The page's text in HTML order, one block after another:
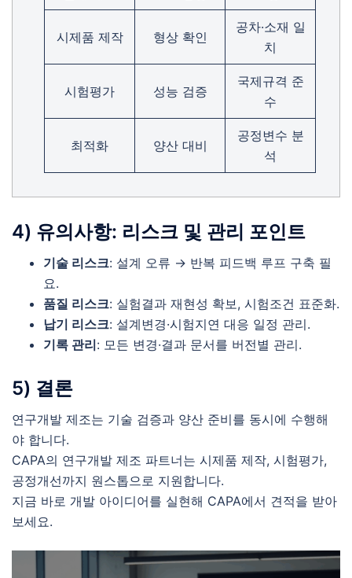
시제품 제작 형상 확인
공차·소재 일
치
시험평가 성능 검증
국제규격 준
수
최적화 양산 대비
공정변수 분
석
4) 유의사항: 리스크 및 관리 포인트
기술 리스크: 설계 오류 → 반복 피드백 루프 구축 필
요.
품질 리스크: 실험결과 재현성 확보, 시험조건 표준화.
납기 리스크: 설계변경·시험지연 대응 일정 관리.
기록 관리: 모든 변경·결과 문서를 버전별 관리.
5) 결론
연구개발 제조는 기술 검증과 양산 준비를 동시에 수행해
야 합니다.
CAPA의 연구개발 제조 파트너는 시제품 제작, 시험평가,
공정개선까지 원스톱으로 지원합니다.
지금 바로 개발 아이디어를 실현해 CAPA에서 견적을 받아
보세요.